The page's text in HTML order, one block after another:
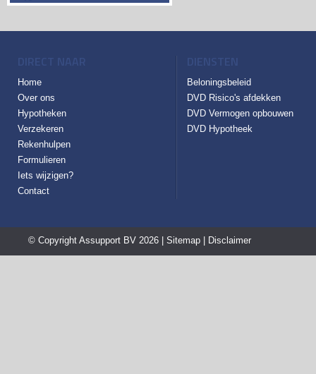
DIRECT NAAR
Home
Over ons
Hypotheken
Verzekeren
Rekenhulpen
Formulieren
Iets wijzigen?
Contact
DIENSTEN
Beloningsbeleid
DVD Risico's afdekken
DVD Vermogen opbouwen
DVD Hypotheek
© Copyright Assupport BV 2026 | Sitemap | Disclaimer